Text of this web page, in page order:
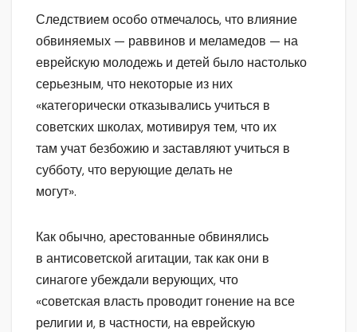
Следствием особо отмечалось, что влияние
обвиняемых — раввинов и меламедов — на
еврейскую молодежь и детей было настолько
серьезным, что некоторые из них
«категорически отказывались учиться в
советских школах, мотивируя тем, что их
там учат безбожию и заставляют учиться в
субботу, что верующие делать не
могут».
Как обычно, арестованные обвинялись
в антисоветской агитации, так как они в
синагоге убеждали верующих, что
«советская власть проводит гонение на все
религии и, в частности, на еврейскую